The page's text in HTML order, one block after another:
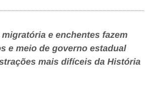
e enchentes fazem
e meio de governo estadual
mais difíceis da História